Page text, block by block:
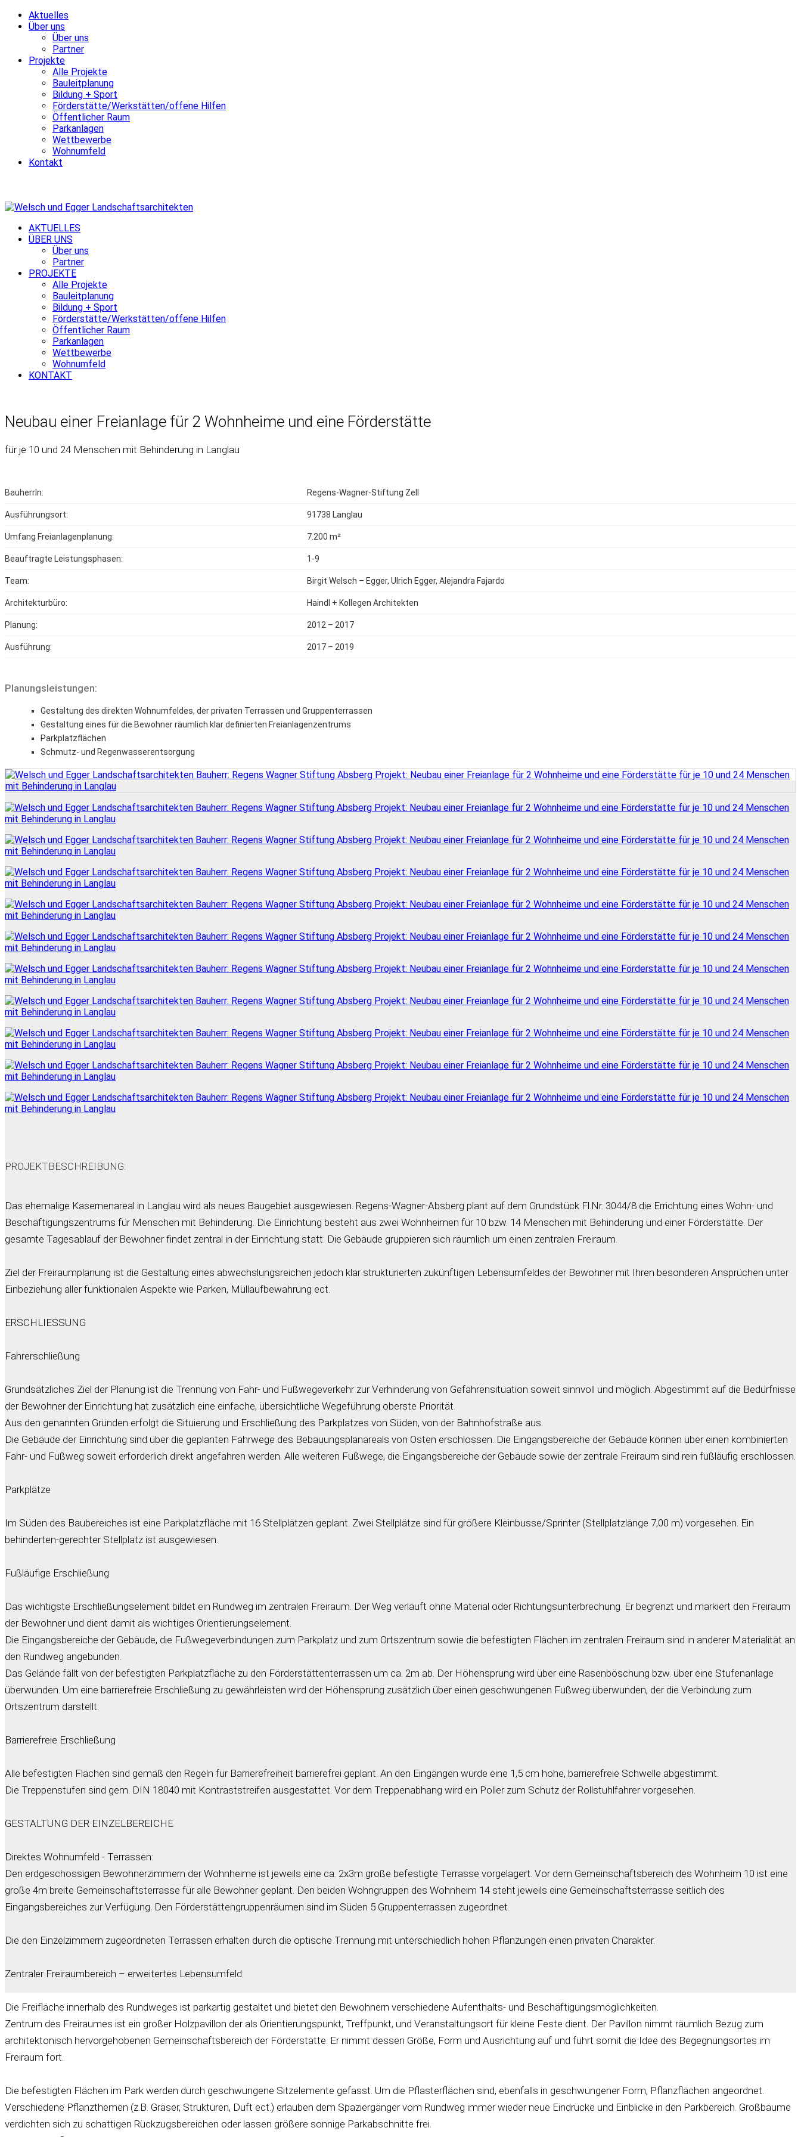
Aktuelles
Über uns
Über uns
Partner
Projekte
Alle Projekte
Bauleitplanung
Bildung + Sport
Förderstätte/Werkstätten/offene Hilfen
Öffentlicher Raum
Parkanlagen
Wettbewerbe
Wohnumfeld
Kontakt
AKTUELLES
ÜBER UNS
Über uns
Partner
PROJEKTE
Alle Projekte
Bauleitplanung
Bildung + Sport
Förderstätte/Werkstätten/offene Hilfen
Öffentlicher Raum
Parkanlagen
Wettbewerbe
Wohnumfeld
KONTAKT
Neubau einer Freianlage für 2 Wohnheime und eine Förderstätte
für je 10 und 24 Menschen mit Behinderung in Langlau
BauherrIn: Regens-Wagner-Stiftung Zell
Ausführungsort: 91738 Langlau
Umfang Freianlagenplanung: 7.200 m²
Beauftragte Leistungsphasen: 1-9
Team: Birgit Welsch – Egger, Ulrich Egger, Alejandra Fajardo
Architekturbüro: Haindl + Kollegen Architekten
Planung: 2012 – 2017
Ausführung: 2017 – 2019
Planungsleistungen:
Gestaltung des direkten Wohnumfeldes, der privaten Terrassen und Gruppenterrassen
Gestaltung eines für die Bewohner räumlich klar definierten Freianlagenzentrums
Parkplatzflächen
Schmutz- und Regenwasserentsorgung
PROJEKTBESCHREIBUNG:
Das ehemalige Kasernenareal in Langlau wird als neues Baugebiet ausgewiesen. Regens-Wagner-Absberg plant auf dem Grundstück Fl.Nr. 3044/8 die Errichtung eines Wohn- und
Beschäftigungszentrums für Menschen mit Behinderung. Die Einrichtung besteht aus zwei Wohnheimen für 10 bzw. 14 Menschen mit Behinderung und einer Förderstätte. Der
gesamte Tagesablauf der Bewohner findet zentral in der Einrichtung statt. Die Gebäude gruppieren sich räumlich um einen zentralen Freiraum.
Ziel der Freiraumplanung ist die Gestaltung eines abwechslungsreichen jedoch klar strukturierten zukünftigen Lebensumfeldes der Bewohner mit Ihren besonderen Ansprüchen unter
Einbeziehung aller funktionalen Aspekte wie Parken, Müllaufbewahrung ect.
ERSCHLIESSUNG
Fahrerschließung
Grundsätzliches Ziel der Planung ist die Trennung von Fahr- und Fußwegeverkehr zur Verhinderung von Gefahrensituation soweit sinnvoll und möglich. Abgestimmt auf die Bedürfnisse
der Bewohner der Einrichtung hat zusätzlich eine einfache, übersichtliche Wegeführung oberste Priorität.
Aus den genannten Gründen erfolgt die Situierung und Erschließung des Parkplatzes von Süden, von der Bahnhofstraße aus.
Die Gebäude der Einrichtung sind über die geplanten Fahrwege des Bebauungsplanareals von Osten erschlossen. Die Eingangsbereiche der Gebäude können über einen kombinierten
Fahr- und Fußweg soweit erforderlich direkt angefahren werden. Alle weiteren Fußwege, die Eingangsbereiche der Gebäude sowie der zentrale Freiraum sind rein fußläufig erschlossen.
Parkplätze
Im Süden des Baubereiches ist eine Parkplatzfläche mit 16 Stellplätzen geplant. Zwei Stellplätze sind für größere Kleinbusse/Sprinter (Stellplatzlänge 7,00 m) vorgesehen. Ein
behinderten-gerechter Stellplatz ist ausgewiesen.
Fußläufige Erschließung
Das wichtigste Erschließungselement bildet ein Rundweg im zentralen Freiraum. Der Weg verläuft ohne Material oder Richtungsunterbrechung. Er begrenzt und markiert den Freiraum
der Bewohner und dient damit als wichtiges Orientierungselement.
Die Eingangsbereiche der Gebäude, die Fußwegeverbindungen zum Parkplatz und zum Ortszentrum sowie die befestigten Flächen im zentralen Freiraum sind in anderer Materialität an
den Rundweg angebunden.
Das Gelände fällt von der befestigten Parkplatzfläche zu den Förderstättenterrassen um ca. 2m ab. Der Höhensprung wird über eine Rasenböschung bzw. über eine Stufenanlage
überwunden. Um eine barrierefreie Erschließung zu gewährleisten wird der Höhensprung zusätzlich über einen geschwungenen Fußweg überwunden, der die Verbindung zum
Ortszentrum darstellt.
Barrierefreie Erschließung
Alle befestigten Flächen sind gemäß den Regeln für Barrierefreiheit barrierefrei geplant. An den Eingängen wurde eine 1,5 cm hohe, barrierefreie Schwelle abgestimmt.
Die Treppenstufen sind gem. DIN 18040 mit Kontraststreifen ausgestattet. Vor dem Treppenabhang wird ein Poller zum Schutz der Rollstuhlfahrer vorgesehen.
GESTALTUNG DER EINZELBEREICHE
Direktes Wohnumfeld - Terrassen:
Den erdgeschossigen Bewohnerzimmern der Wohnheime ist jeweils eine ca. 2x3m große befestigte Terrasse vorgelagert. Vor dem Gemeinschaftsbereich des Wohnheim 10 ist eine
große 4m breite Gemeinschaftsterrasse für alle Bewohner geplant. Den beiden Wohngruppen des Wohnheim 14 steht jeweils eine Gemeinschaftsterrasse seitlich des
Eingangsbereiches zur Verfügung. Den Förderstättengruppenräumen sind im Süden 5 Gruppenterrassen zugeordnet.
Die den Einzelzimmern zugeordneten Terrassen erhalten durch die optische Trennung mit unterschiedlich hohen Pflanzungen einen privaten Charakter.
Zentraler Freiraumbereich – erweitertes Lebensumfeld:
Die Freifläche innerhalb des Rundweges ist parkartig gestaltet und bietet den Bewohnern verschiedene Aufenthalts- und Beschäftigungsmöglichkeiten.
Zentrum des Freiraumes ist ein großer Holzpavillon der als Orientierungspunkt, Treffpunkt, und Veranstaltungsort für kleine Feste dient. Der Pavillon nimmt räumlich Bezug zum
architektonisch hervorgehobenen Gemeinschaftsbereich der Förderstätte. Er nimmt dessen Größe, Form und Ausrichtung auf und führt somit die Idee des Begegnungsortes im
Freiraum fort.
Die befestigten Flächen im Park werden durch geschwungene Sitzelemente gefasst. Um die Pflasterflächen sind, ebenfalls in geschwungener Form, Pflanzflächen angeordnet.
Verschiedene Pflanzthemen (z.B. Gräser, Strukturen, Duft ect.) erlauben dem Spaziergänger vom Rundweg immer wieder neue Eindrücke und Einblicke in den Parkbereich. Großbäume
verdichten sich zu schattigen Rückzugsbereichen oder lassen größere sonnige Parkabschnitte frei.